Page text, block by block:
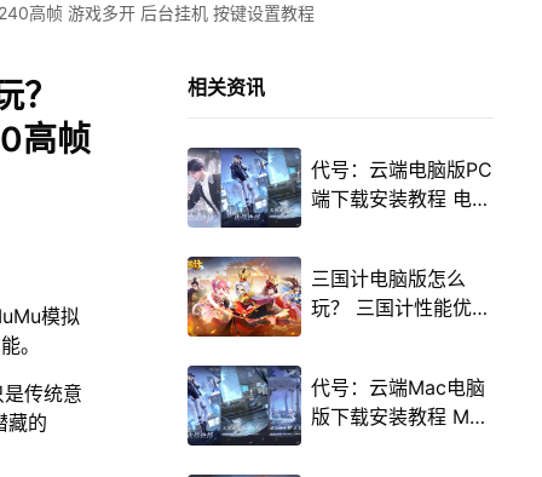
高帧 游戏多开 后台挂机 按键设置教程
高帧
模拟
。
传统意
藏的
相关资讯
代号：云端电脑版PC
端下载安装教程 电脑
三国计电脑版怎么
玩？ 三国计性能优化
程
代号：云端Mac电脑
版下载安装教程 Mac